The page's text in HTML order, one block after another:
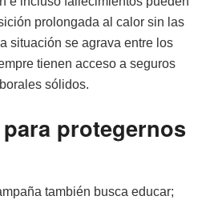
prolongada al calor sin las
situación se agrava entre los
tienen acceso a seguros
sólidos.
protegernos
también busca educar;